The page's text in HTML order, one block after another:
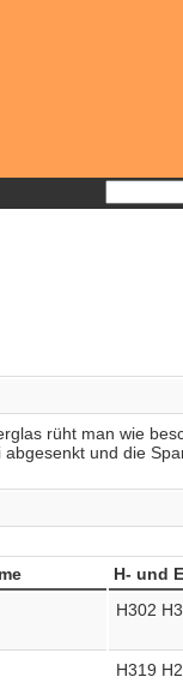
rüht man wie
und die
H- und
H302
H319